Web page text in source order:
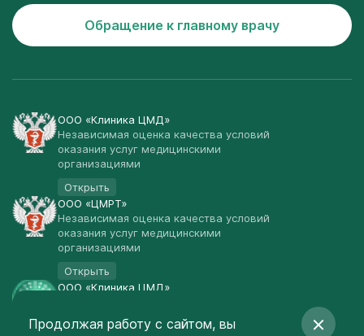
Обращение к главному врачу
ООО «Клиника ЦМД»
Независимая оценка качества условий
оказания услуг медицинскими
организациями
Открыть
ООО «ЦМРТ»
Независимая оценка качества условий
оказания услуг медицинскими
организациями
Открыть
ООО «Клиника ЦМД»
Открыть
Продолжая работу с сайтом, вы